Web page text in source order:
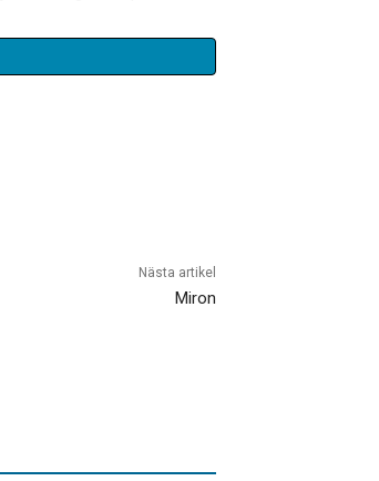
Nästa artikel
Miron